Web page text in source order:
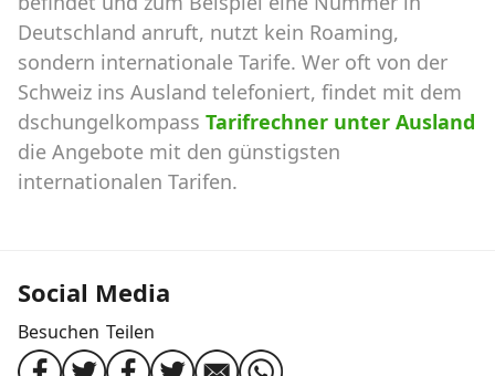
Deutschland anruft, nutzt kein Roaming,
sondern internationale Tarife. Wer oft von der
Schweiz ins Ausland telefoniert, findet mit dem
dschungelkompass Tarifrechner unter Ausland
die Angebote mit den günstigsten
internationalen Tarifen.
Social Media
Besuchen Teilen